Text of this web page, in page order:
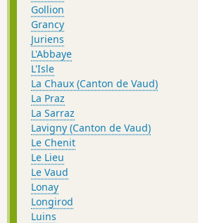
Gollion
Grancy
Juriens
L'Abbaye
L'Isle
La Chaux (Canton de Vaud)
La Praz
La Sarraz
Lavigny (Canton de Vaud)
Le Chenit
Le Lieu
Le Vaud
Lonay
Longirod
Luins